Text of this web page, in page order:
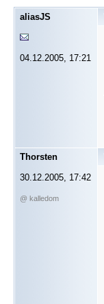
aliasJS
04.12.2005, 17:21
Thorsten
30.12.2005, 17:42
@ kalledom